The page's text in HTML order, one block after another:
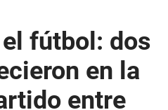
fútbol: dos
en la
entre